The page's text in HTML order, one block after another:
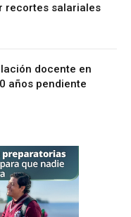
recortes salariales
docente en
años pendiente